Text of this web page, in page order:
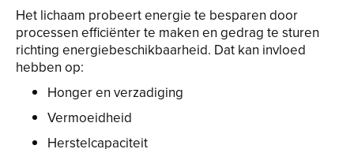
Het lichaam probeert energie te besparen door
processen efficiënter te maken en gedrag te sturen
richting energiebeschikbaarheid. Dat kan invloed
hebben op:
Honger en verzadiging
Vermoeidheid
Herstelcapaciteit